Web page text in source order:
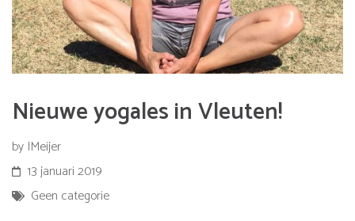
Nieuwe yogales in Vleuten!
by IMeijer
13 januari 2019
Geen categorie